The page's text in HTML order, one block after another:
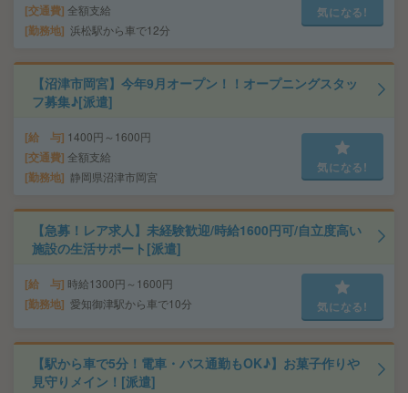
交通費 全額支給
勤務地 浜松駅から車で12分
気になる!
【沼津市岡宮】今年9月オープン！！オープニングスタッ
フ募集♪[派遣]
給 与 1400円～1600円
交通費 全額支給
勤務地 静岡県沼津市岡宮
気になる!
【急募！レア求人】未経験歓迎/時給1600円可/自立度高い
施設の生活サポート[派遣]
給 与 時給1300円～1600円
勤務地 愛知御津駅から車で10分 気になる!
【駅から車で5分！電車・バス通勤もOK♪】お菓子作りや
見守りメイン！[派遣]